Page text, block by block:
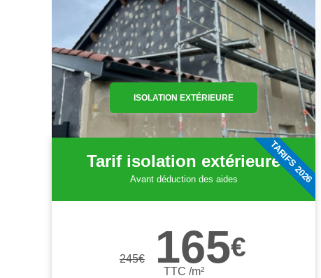
ISOLATION EXTÉRIEURE
Tarif isolation extérieure
Avant déduction des aides
245€ 165€
TTC /m²
TARIFS 2026